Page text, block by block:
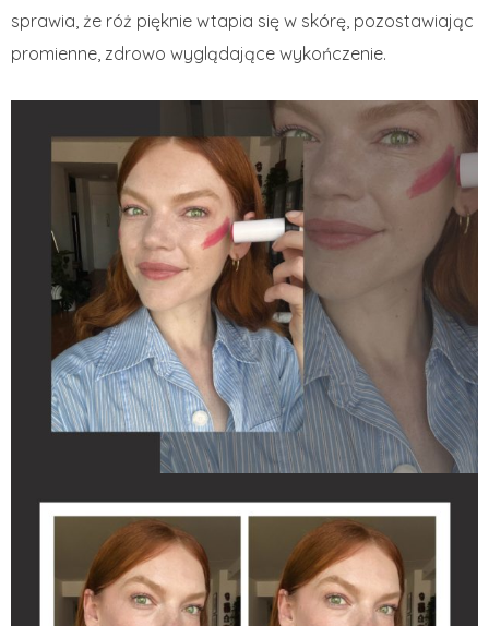
sprawia, że ​​róż pięknie wtapia się w skórę, pozostawiając
promienne, zdrowo wyglądające wykończenie.